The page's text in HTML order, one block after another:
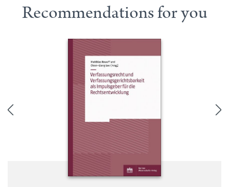
Recommendations for you